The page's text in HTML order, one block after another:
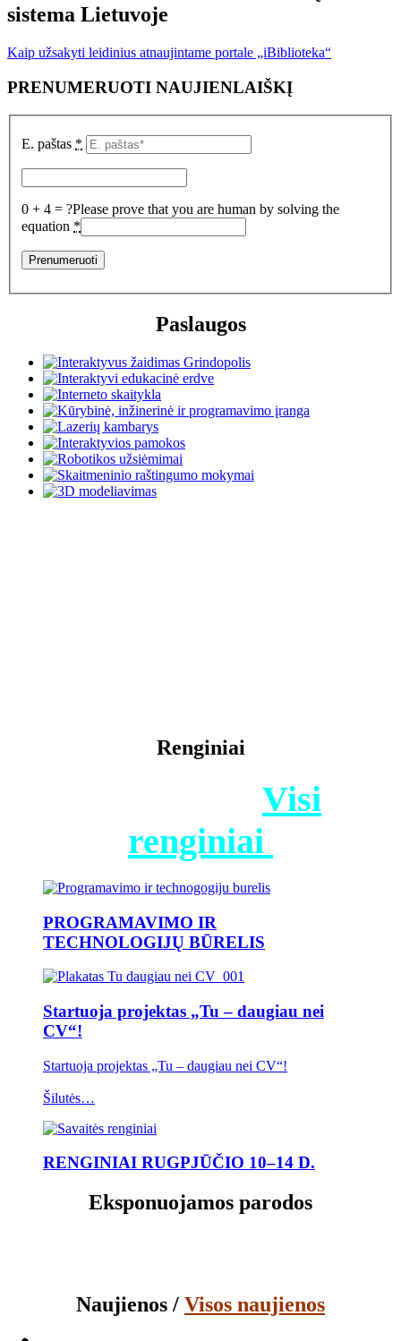
sistema Lietuvoje
Kaip užsakyti leidinius atnaujintame portale „iBiblioteka“
PRENUMERUOTI NAUJIENLAIŠKĮ
E. paštas *
0 + 4 = ?Please prove that you are human by solving the
equation *
Paslaugos
Renginiai
Visi
renginiai
PROGRAMAVIMO IR
TECHNOLOGIJŲ BŪRELIS
Startuoja projektas „Tu – daugiau nei
CV“!
Startuoja projektas „Tu – daugiau nei CV“!
Šilutės…
RENGINIAI RUGPJŪČIO 10–14 D.
Eksponuojamos parodos
Naujienos / Visos naujienos